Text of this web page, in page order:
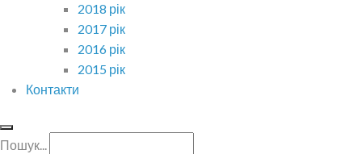
2018 рік
2017 рік
2016 рік
2015 рік
Контакти
Пошук...